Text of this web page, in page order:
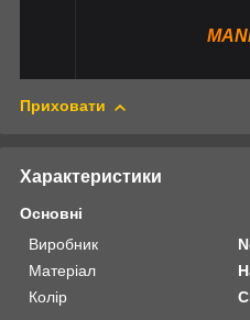
Приховати
Характеристики
Основні
Виробник
Матеріал
Колір